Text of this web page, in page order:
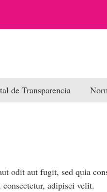
de Transparencia
odit aut fugit, sed quia
adipisci velit.